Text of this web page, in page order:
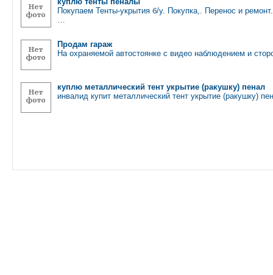
Покупаем Тенты-укрытия б/у. Покупка,. Перенос и
…
Продам гараж
На охраняемой автостоянке с видео наблюдением и
куплю металлический тент укрытие (ракушку) пенал
инвалид купит металлический тент укрытие (ракушку)